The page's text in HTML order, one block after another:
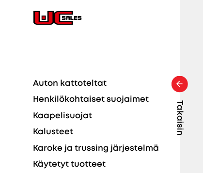
Takaisin
Auton kattoteltat
Henkilökohtaiset suojaimet
Kaapelisuojat
Kalusteet
Karoke ja trussing järjestelmä
Käytetyt tuotteet